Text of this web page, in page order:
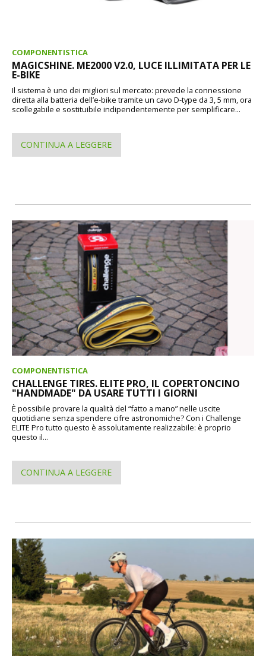
COMPONENTISTICA
MAGICSHINE. ME2000 V2.0, LUCE ILLIMITATA PER LE
E-BIKE
Il sistema è uno dei migliori sul mercato: prevede la connessione
diretta alla batteria dell’e-bike tramite un cavo D-type da 3, 5 mm, ora
scollegabile e sostituibile indipendentemente per semplificare...
CONTINUA A LEGGERE
COMPONENTISTICA
CHALLENGE TIRES. ELITE PRO, IL COPERTONCINO
"HANDMADE" DA USARE TUTTI I GIORNI
È possibile provare la qualità del “fatto a mano” nelle uscite
quotidiane senza spendere cifre astronomiche? Con i Challenge
ELITE Pro tutto questo è assolutamente realizzabile: è proprio
questo il...
CONTINUA A LEGGERE